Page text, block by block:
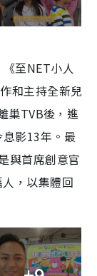
至NET小人
和主持全新兒
巢TVB後，進
影13年。最
與首席創意官
，以集體回